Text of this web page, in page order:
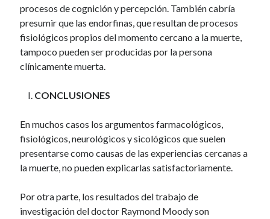
procesos de cognición y percepción. También cabría
presumir que las endorfinas, que resultan de procesos
fisiológicos propios del momento cercano a la muerte,
tampoco pueden ser producidas por la persona
clínicamente muerta.
CONCLUSIONES
En muchos casos los argumentos farmacológicos,
fisiológicos, neurológicos y sicológicos que suelen
presentarse como causas de las experiencias cercanas a
la muerte, no pueden explicarlas satisfactoriamente.
Por otra parte, los resultados del trabajo de
investigación del doctor Raymond Moody son